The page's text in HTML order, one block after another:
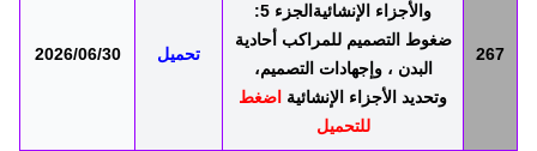
267
والأجزاء الإنشائيةالجزء 5:
ضغوط التصميم للمراكب أحادية
البدن ، وإجهادات التصميم،
وتحديد الأجزاء الإنشائية اضغط
للتحميل
تحميل 2026/06/30